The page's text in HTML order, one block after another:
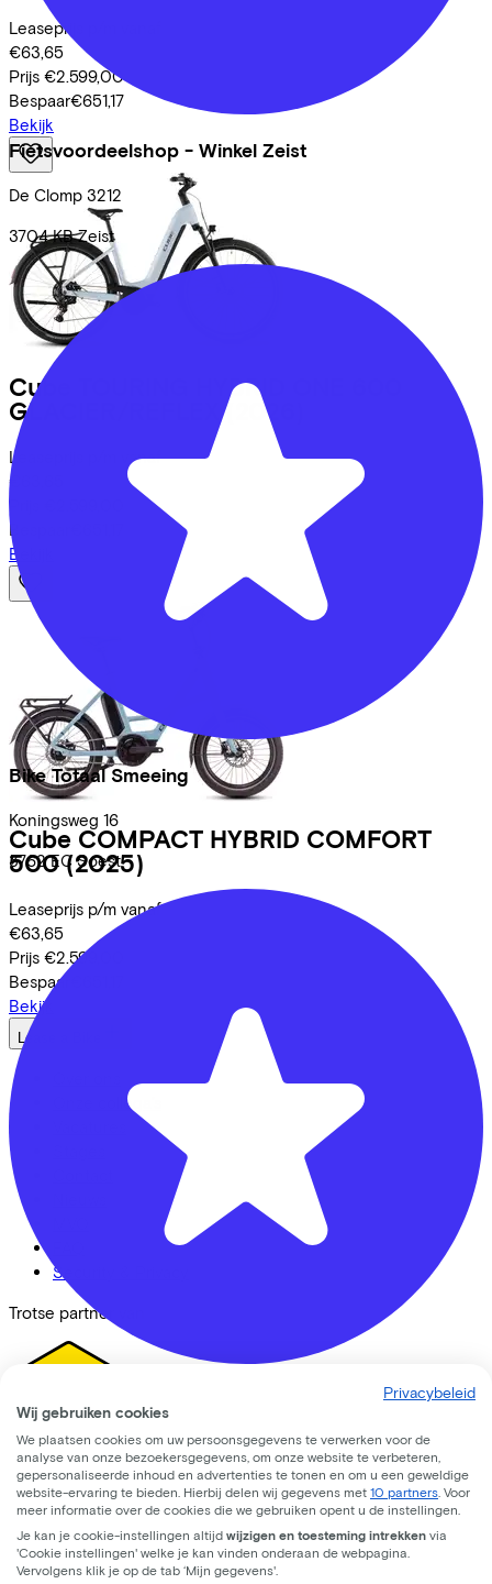
Fietsvoordeelshop - Winkel Zeist
De Clomp 3212
3704 KB Zeist
Bike Totaal Smeeing
Koningsweg 16
3762 EC Soest
Leusderweg 92
3817KC Amersfoort
Leaseprijs p/m vanaf
€63,65
Prijs €2.599,00
Bespaar€651,17
Bekijk
Cube
TOURING HYBRID ONE 600
GLACIER/REFLEX
(2026)
Leaseprijs p/m vanaf
€63,65
Prijs
Bespaar
Bekijk
Cube COMPACT HYBRID COMFORT
500 (2025)
Leaseprijs p/m vanaf
€63,65
Prijs €2.599,00
Bespaar
Bekijk
Lease a Bike
Onze collega's
Security & Privacy
Trotse partner van
Ik ben een
Werkgever
Zelfstandige
Privacybeleid
Wij gebruiken cookies
We plaatsen cookies om uw persoonsgegevens te verwerken voor de
analyse van onze bezoekersgegevens, om onze website te verbeteren,
gepersonaliseerde inhoud en advertenties te tonen en om u een geweldige
website-ervaring te bieden. Hierbij delen wij gegevens met 10 partners . Voor
meer informatie over de cookies die we gebruiken opent u de instellingen.
Je kan je cookie-instellingen altijd wijzigen en toesteming intrekken via
'Cookie instellingen' welke je kan vinden onderaan de webpagina.
Vervolgens klik je op de tab ‘Mijn gegevens'.